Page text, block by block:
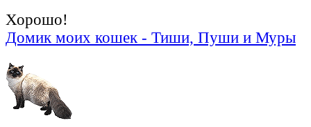
Хорошо!
Домик моих кошек - Тиши, Пуши и Муры